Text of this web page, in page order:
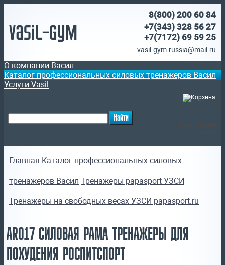
Vasil-Gym
8(800) 200 60 84
+7(343) 328 56 27
+7(7172) 69 59 25
vasil-gym-russia@mail.ru
О компании Васил
Каталог профессиональных силовых тренажеров Васил
Услуги Vasil
Главная Каталог профессиональных силовых
тренажеров Васил Тренажеры papasport УЗСИ
Тренажеры на свободных весах УЗСИ papasport.ru
AR017 СИЛОВАЯ РАМА ТРЕНАЖЕРЫ ДЛЯ
ПОХУДЕНИЯ РОСПИТСПОРТ